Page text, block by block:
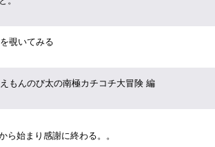
覗いてみる
もんのび太の南極カチコチ大冒険 編
ら始まり感謝に終わる。。